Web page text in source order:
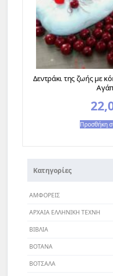
Δεντράκι της ζωής με
Προσθήκη
Κατηγορίες
ΑΜΦΟΡΕΙΣ
ΑΡΧΑΙΑ ΕΛΛΗΝΙΚΗ ΤΕΧΝΗ
ΒΙΒΛΙΑ
ΒΟΤΑΝΑ
ΒΟΤΣΑΛΑ